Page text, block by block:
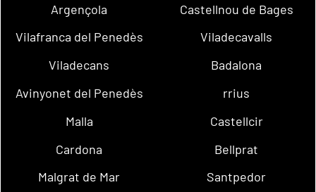
Argençola
Castellnou de Bages
Vilafranca del Penedès
Viladecavalls
Viladecans
Badalona
Avinyonet del Penedès
rrius
Malla
Castellcir
Cardona
Bellprat
Malgrat de Mar
Santpedor